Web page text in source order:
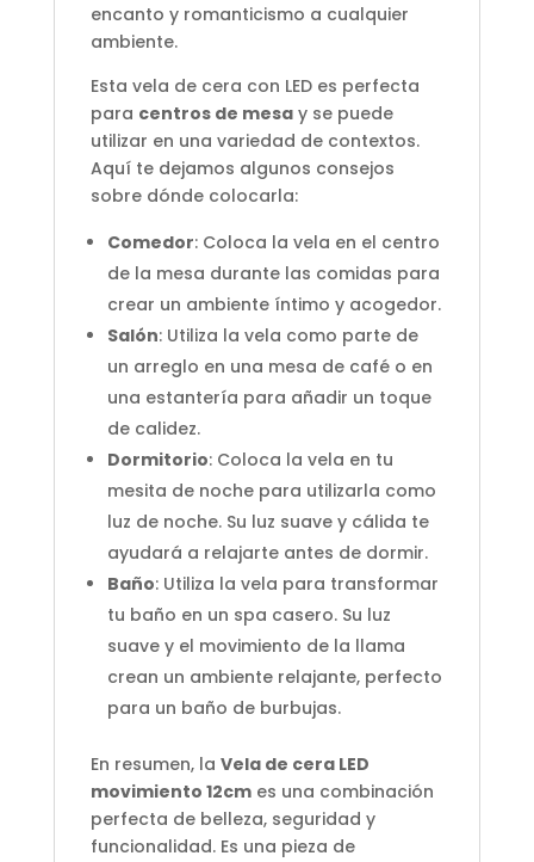
encanto y romanticismo a cualquier
ambiente.
Esta vela de cera con LED es perfecta
para centros de mesay se puede
utilizar en una variedad de contextos.
Aquí te dejamos algunos consejos
sobre dónde colocarla:
Comedor: Coloca la vela en el centro
de la mesa durante las comidas para
crear un ambiente íntimo y acogedor.
Salón: Utiliza la vela como parte de
un arreglo en una mesa de café o en
una estantería para añadir un toque
de calidez.
Dormitorio: Coloca la vela en tu
mesita de noche para utilizarla como
luz de noche. Su luz suave y cálida te
ayudará a relajarte antes de dormir.
Baño: Utiliza la vela para transformar
tu baño en un spa casero. Su luz
suave y el movimiento de la llama
crean un ambiente relajante, perfecto
para un baño de burbujas.
En resumen, la Vela de cera LED
movimiento 12cmes una combinación
perfecta de belleza, seguridad y
funcionalidad. Es una pieza de